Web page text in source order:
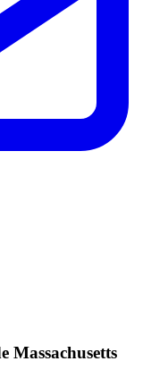
Massachusetts